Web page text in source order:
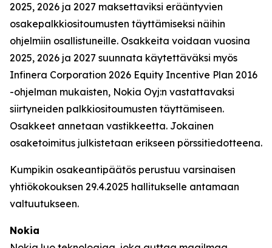
2025, 2026 ja 2027 maksettaviksi erääntyvien
osakepalkkiositoumusten täyttämiseksi näihin
ohjelmiin osallistuneille. Osakkeita voidaan vuosina
2025, 2026 ja 2027 suunnata käytettäväksi myös
Infinera Corporation 2026 Equity Incentive Plan 2016
-ohjelman mukaisten, Nokia Oyj:n vastattavaksi
siirtyneiden palkkiositoumusten täyttämiseen.
Osakkeet annetaan vastikkeetta. Jokainen
osaketoimitus julkistetaan erikseen pörssitiedotteena.
Kumpikin osakeantipäätös perustuu varsinaisen
yhtiökokouksen 29.4.2025 hallitukselle antamaan
valtuutukseen.
Nokia